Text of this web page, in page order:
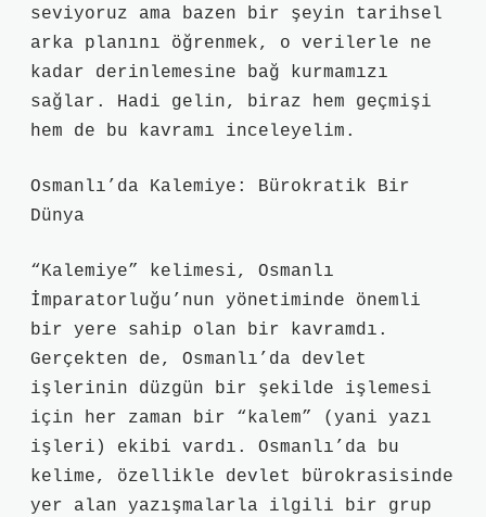
seviyoruz ama bazen bir şeyin tarihsel
arka planını öğrenmek, o verilerle ne
kadar derinlemesine bağ kurmamızı
sağlar. Hadi gelin, biraz hem geçmişi
hem de bu kavramı inceleyelim.
Osmanlı’da Kalemiye: Bürokratik Bir
Dünya
“Kalemiye” kelimesi, Osmanlı
İmparatorluğu’nun yönetiminde önemli
bir yere sahip olan bir kavramdı.
Gerçekten de, Osmanlı’da devlet
işlerinin düzgün bir şekilde işlemesi
için her zaman bir “kalem” (yani yazı
işleri) ekibi vardı. Osmanlı’da bu
kelime, özellikle devlet bürokrasisinde
yer alan yazışmalarla ilgili bir grup